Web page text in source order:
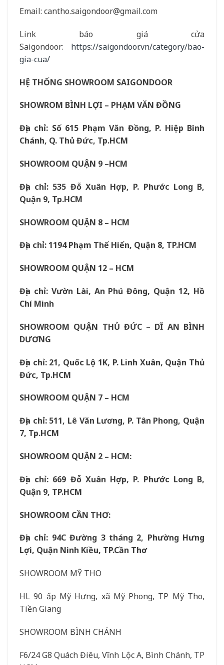
Email: cantho.saigondoor@gmail.com
Link báo giá cửa
Saigondoor: https://saigondoor.vn/category/bao-
gia-cua/
HỆ THỐNG SHOWROOM SAIGONDOOR
SHOWROM BÌNH LỢI – PHẠM VĂN ĐỒNG
Địa chỉ: Số 615 Phạm Văn Đồng, P. Hiệp Bình
Chánh, Q. Thủ Đức, Tp.HCM
SHOWROOM QUẬN 9 –HCM
Địa chỉ: 535 Đỗ Xuân Hợp, P. Phước Long B,
Quận 9, Tp.HCM
SHOWROOM QUẬN 8 – HCM
Địa chỉ: 1194 Phạm Thế Hiển, Quận 8, TP.HCM
SHOWROOM QUẬN 12 – HCM
Địa chỉ: Vườn Lài, An Phú Đông, Quận 12, Hồ
Chí Minh
SHOWROOM QUẬN THỦ ĐỨC – DĨ AN BÌNH
DƯƠNG
Địa chỉ: 21, Quốc Lộ 1K, P. Linh Xuân, Quận Thủ
Đức, Tp.HCM
SHOWROOM QUẬN 7 – HCM
Địa chỉ: 511, Lê Văn Lương, P. Tân Phong, Quận
7, Tp.HCM
SHOWROOM QUẬN 2 – HCM:
Địa chỉ: 669 Đỗ Xuân Hợp, P. Phước Long B,
Quận 9, TP.HCM
SHOWROOM CẦN THƠ:
Địa chỉ: 94C Đường 3 tháng 2, Phường Hưng
Lợi, Quận Ninh Kiều, TP.Cần Thơ
SHOWROOM MỸ THO
HL 90 ấp Mỹ Hưng, xã Mỹ Phong, TP Mỹ Tho,
Tiền Giang
SHOWROOM BÌNH CHÁNH
F6/24 G8 Quách Điêu, Vĩnh Lộc A, Bình Chánh, TP